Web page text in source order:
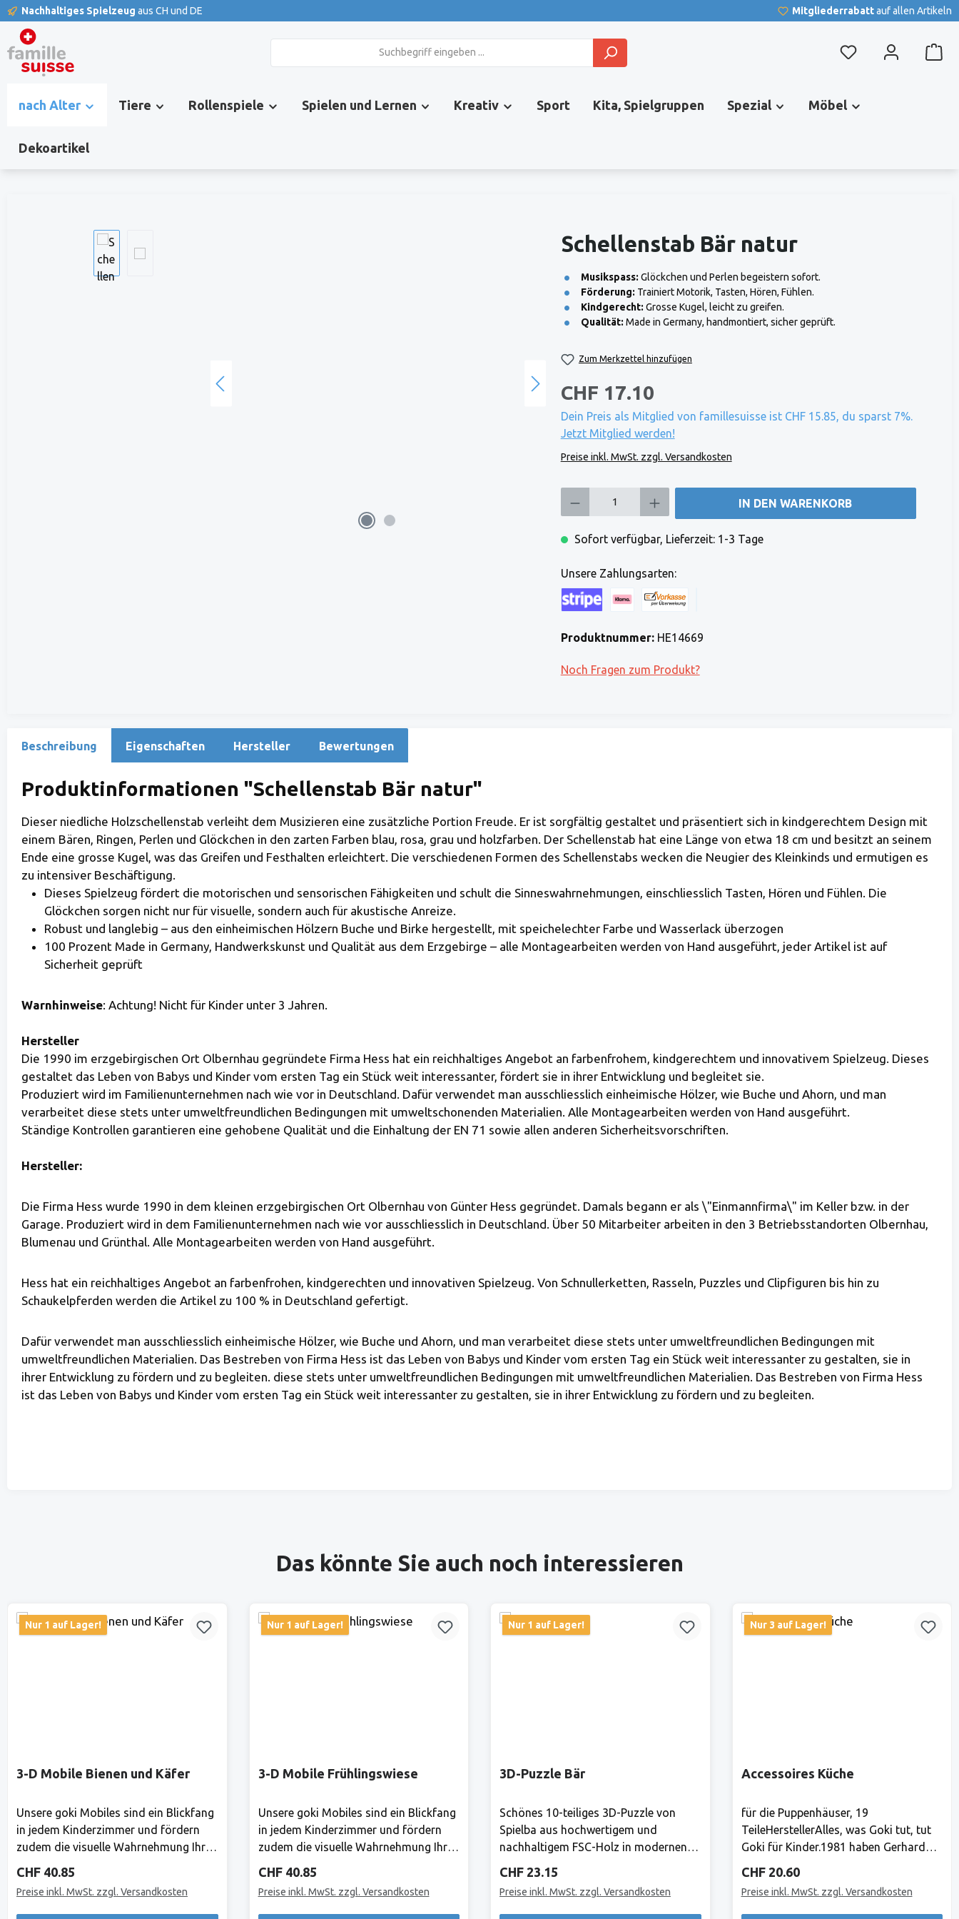
Zur Hauptnavigation springen
Nachhaltiges Spielzeug aus CH und DE Mitgliederrabattauf allen Artikeln
Du hast 0 Produkte
nach Alter Tiere Rollenspiele Spielen und Lernen Kreativ Sport Kita, Spielgruppen Spezial Möbel
Dekoartikel
Bildergalerie überspringen Schellenstab Bär natur
Musikspass: Glöckchen und Perlen begeistern sofort.
Förderung: Trainiert Motorik, Tasten, Hören, Fühlen.
Kindgerecht: Grosse Kugel, leicht zu greifen.
Qualität: Made in Germany, handmontiert, sicher geprüft.
Zum Merkzettel hinzufügen
CHF 17.10
Dein Preis als Mitglied von famillesuisse ist CHF 15.85, du sparst 7%.
Jetzt Mitglied werden!
Preise inkl. MwSt. zzgl. Versandkosten
IN DEN WARENKORB
Sofort verfügbar, Lieferzeit: 1-3 Tage
Unsere Zahlungsarten:
Produktnummer: HE14669
Noch Fragen zum Produkt?
Beschreibung Eigenschaften Hersteller Bewertungen
Produktinformationen "Schellenstab Bär natur"
Dieser niedliche Holzschellenstab verleiht dem Musizieren eine zusätzliche Portion Freude. Er ist sorgfältig gestaltet und präsentiert sich in kindgerechtem Design mit
einem Bären, Ringen, Perlen und Glöckchen in den zarten Farben blau, rosa, grau und holzfarben. Der Schellenstab hat eine Länge von etwa 18 cm und besitzt an seinem
Ende eine grosse Kugel, was das Greifen und Festhalten erleichtert. Die verschiedenen Formen des Schellenstabs wecken die Neugier des Kleinkinds und ermutigen es
zu intensiver Beschäftigung.
Dieses Spielzeug fördert die motorischen und sensorischen Fähigkeiten und schult die Sinneswahrnehmungen, einschliesslich Tasten, Hören und Fühlen. Die
Glöckchen sorgen nicht nur für visuelle, sondern auch für akustische Anreize.
Robust und langlebig – aus den einheimischen Hölzern Buche und Birke hergestellt, mit speichelechter Farbe und Wasserlack überzogen
100 Prozent Made in Germany, Handwerkskunst und Qualität aus dem Erzgebirge – alle Montagearbeiten werden von Hand ausgeführt, jeder Artikel ist auf
Sicherheit geprüft
Warnhinweise: Achtung! Nicht für Kinder unter 3 Jahren.
Hersteller
Die 1990 im erzgebirgischen Ort Olbernhau gegründete Firma Hess hat ein reichhaltiges Angebot an farbenfrohem, kindgerechtem und innovativem Spielzeug. Dieses
gestaltet das Leben von Babys und Kinder vom ersten Tag ein Stück weit interessanter, fördert sie in ihrer Entwicklung und begleitet sie.
Produziert wird im Familienunternehmen nach wie vor in Deutschland. Dafür verwendet man ausschliesslich einheimische Hölzer, wie Buche und Ahorn, und man
verarbeitet diese stets unter umweltfreundlichen Bedingungen mit umweltschonenden Materialien. Alle Montagearbeiten werden von Hand ausgeführt.
Ständige Kontrollen garantieren eine gehobene Qualität und die Einhaltung der EN 71 sowie allen anderen Sicherheitsvorschriften.
Hersteller:
Die Firma Hess wurde 1990 in dem kleinen erzgebirgischen Ort Olbernhau von Günter Hess gegründet. Damals begann er als \"Einmannfirma\" im Keller bzw. in der
Garage. Produziert wird in dem Familienunternehmen nach wie vor ausschliesslich in Deutschland. Über 50 Mitarbeiter arbeiten in den 3 Betriebsstandorten Olbernhau,
Blumenau und Grünthal. Alle Montagearbeiten werden von Hand ausgeführt.
Hess hat ein reichhaltiges Angebot an farbenfrohen, kindgerechten und innovativen Spielzeug. Von Schnullerketten, Rasseln, Puzzles und Clipfiguren bis hin zu
Schaukelpferden werden die Artikel zu 100 % in Deutschland gefertigt.
Dafür verwendet man ausschliesslich einheimische Hölzer, wie Buche und Ahorn, und man verarbeitet diese stets unter umweltfreundlichen Bedingungen mit
umweltfreundlichen Materialien. Das Bestreben von Firma Hess ist das Leben von Babys und Kinder vom ersten Tag ein Stück weit interessanter zu gestalten, sie in
ihrer Entwicklung zu fördern und zu begleiten. diese stets unter umweltfreundlichen Bedingungen mit umweltfreundlichen Materialien. Das Bestreben von Firma Hess
ist das Leben von Babys und Kinder vom ersten Tag ein Stück weit interessanter zu gestalten, sie in ihrer Entwicklung zu fördern und zu begleiten.
Das könnte Sie auch noch interessieren
Nur 1 auf Lager!
3-D Mobile Bienen und Käfer
Unsere goki Mobiles sind ein Blickfang
in jedem Kinderzimmer und fördern
zudem die visuelle Wahrnehmung Ihres
Neues zu entdecken! Mond und Sterne
laden zu himmlischen Träumen ein.
Holz, 18 TeileHerstellerAlles, was Goki
Regulärer Preis:
CHF 40.85
Preise inkl. MwSt. zzgl. Versandkosten
Nur 1 auf Lager!
3-D Mobile Frühlingswiese
Unsere goki Mobiles sind ein Blickfang
in jedem Kinderzimmer und fördern
zudem die visuelle Wahrnehmung Ihres
Neues zu entdecken! Mond und Sterne
laden zu himmlischen Träumen ein.
Holz, 18 TeileHerstellerAlles, was Goki
Regulärer Preis:
CHF 40.85
Preise inkl. MwSt. zzgl. Versandkosten
Nur 1 auf Lager!
3D-Puzzle Bär
Schönes 10-teiliges 3D-Puzzle von
Spielba aus hochwertigem und
nachhaltigem FSC-Holz in modernen
Produkte von Spielba Garant für hohe
Qualität grösstmögliche Sicherheit,
lange Lebensdauer und
Regulärer Preis:
CHF 23.15
Preise inkl. MwSt. zzgl. Versandkosten
Nur 3 auf Lager!
Accessoires Küche
für die Puppenhäuser, 19
TeileHerstellerAlles, was Goki tut, tut
Goki für Kinder.1981 haben Gerhard
begonnen, Spielzeuge zu verkaufen. Im
Laufe der Jahre ist aus dem kleinen
Zwei-Mann-Betrieb in Hamburg
Regulärer Preis:
CHF 20.60
Preise inkl. MwSt. zzgl. Versandkosten